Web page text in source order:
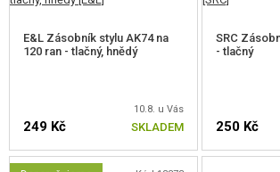
vyrobené převážně z
odolného polymeru
vlákny, díky čemuž jsou velmi
lehké a pohodlné
Nejdůležitější části, jako je držák hlavně, imitace
Series™ CORE™ se vyznačuje velmi dobrým
E&L Zásobník stylu AK74 na
120 ran - tlačný, hnědý
10.8. u Vás
249 Kč SKLADEM
SRC
- tlačný
250 Kč